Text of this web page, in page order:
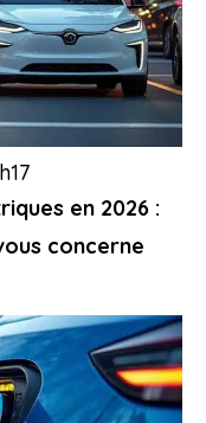
en 2026 :
concerne